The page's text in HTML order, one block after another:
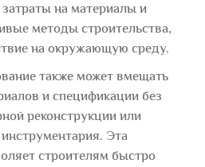
на материалы и
методы строительства,
на окружающую среду.
также может вмещать
и спецификации без
реконструкции или
Эта
строителям быстро